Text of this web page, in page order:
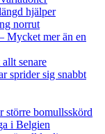
hjälper
norrut
Mycket mer än en
senare
sprider sig snabbt
större bomullsskörd
i Belgien